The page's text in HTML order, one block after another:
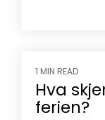
1 MIN READ
Hva
ferien?